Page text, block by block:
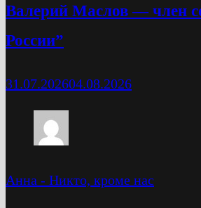
Валерий Маслов — член
России”
31.07.202604.08.2026
Анна - Никто, кроме нас